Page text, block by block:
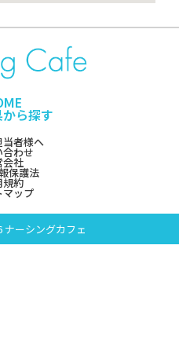
ら探す
者様へ
わせ
会社
保護法
規約
マップ
ーシングカフェ